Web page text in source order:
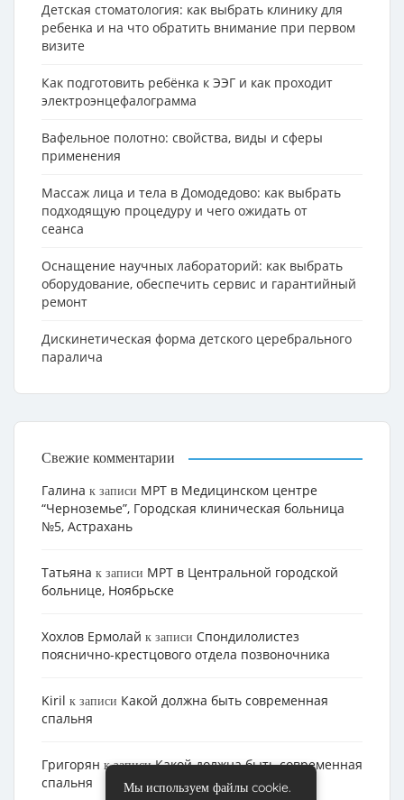
Детская стоматология: как выбрать клинику для
ребенка и на что обратить внимание при первом
визите
Как подготовить ребёнка к ЭЭГ и как проходит
электроэнцефалограмма
Вафельное полотно: свойства, виды и сферы
применения
Массаж лица и тела в Домодедово: как выбрать
подходящую процедуру и чего ожидать от
сеанса
Оснащение научных лабораторий: как выбрать
оборудование, обеспечить сервис и гарантийный
ремонт
Дискинетическая форма детского церебрального
паралича
Свежие комментарии
Галина к записи МРТ в Медицинском центре
“Черноземье”, Городская клиническая больница
№5, Астрахань
Татьяна к записи МРТ в Центральной городской
больнице, Ноябрьске
Хохлов Ермолай к записи Cпондилолистез
пояснично-крестцового отдела позвоночника
Kiril к записи Какой должна быть современная
спальня
Григорян к записиКакой должна быть современная
спальня
Мы используем файлы cookie.